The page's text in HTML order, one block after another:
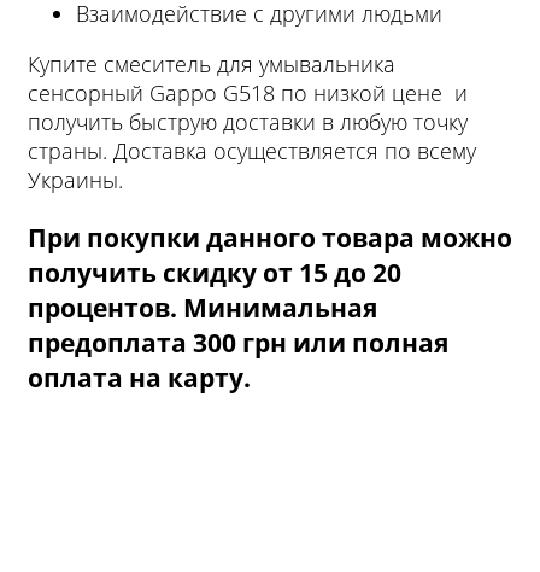
Взаимодействие с другими людьми
Купите смеситель для умывальника
сенсорный Gappo G518 по низкой цене и
получить быструю доставки в любую точку
страны. Доставка осуществляется по всему
Украины.
При покупки данного товара можно
получить скидку от 15 до 20
процентов. Минимальная
предоплата 300 грн или полная
оплата на карту.